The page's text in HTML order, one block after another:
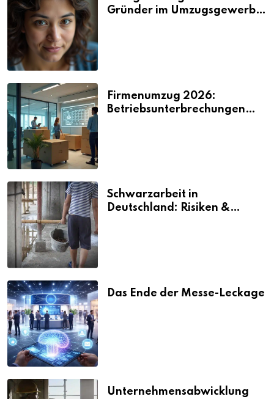
Gründer im Umzugsgewerbe
Firmenumzug 2026:
Betriebsunterbrechungen
Schwarzarbeit in
Deutschland: Risiken &
Das Ende der Messe-Leckage
Unternehmensabwicklung